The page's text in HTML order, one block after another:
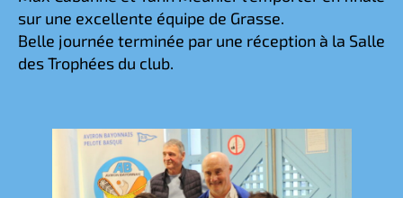
sur une excellente équipe de Grasse.
Belle journée terminée par une réception à la Salle
des Trophées du club.